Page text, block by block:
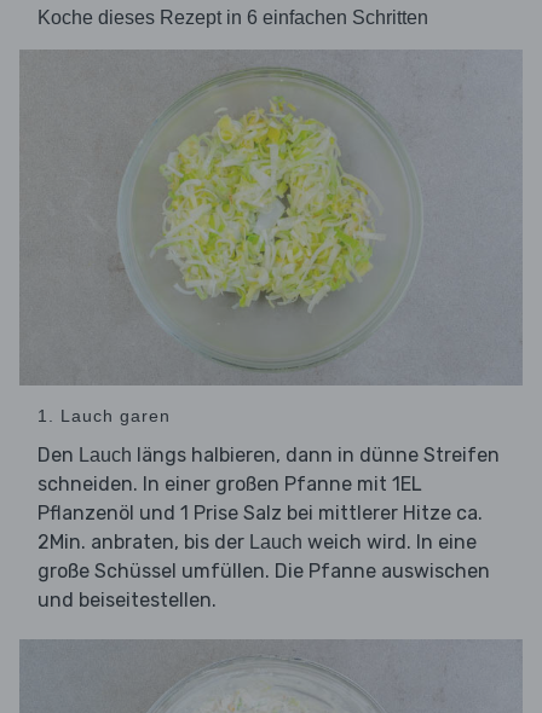
Koche dieses Rezept in 6 einfachen Schritten
1. Lauch garen
Den Lauch längs halbieren, dann in dünne Streifen
schneiden. In einer großen Pfanne mit 1EL
Pflanzenöl und 1 Prise Salz bei mittlerer Hitze ca.
2Min. anbraten, bis der Lauch weich wird. In eine
große Schüssel umfüllen. Die Pfanne auswischen
und beiseitestellen.